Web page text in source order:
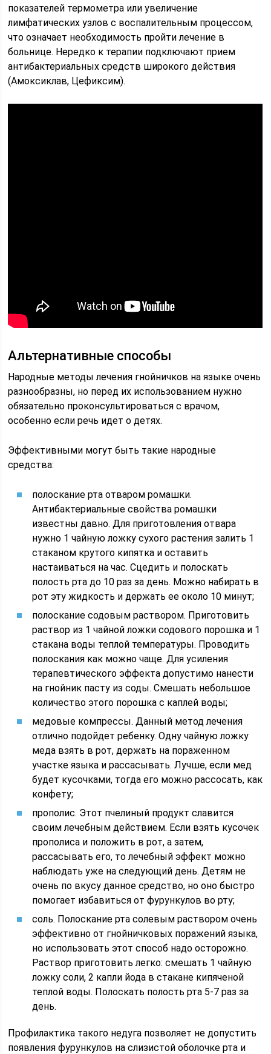
показателей термометра или увеличение
лимфатических узлов с воспалительным процессом,
что означает необходимость пройти лечение в
больнице. Нередко к терапии подключают прием
антибактериальных средств широкого действия
(Амоксиклав, Цефиксим).
Альтернативные способы
Народные методы лечения гнойничков на языке очень
разнообразны, но перед их использованием нужно
обязательно проконсультироваться с врачом,
особенно если речь идет о детях.
Эффективными могут быть такие народные
средства:
полоскание рта отваром ромашки.
Антибактериальные свойства ромашки
известны давно. Для приготовления отвара
нужно 1 чайную ложку сухого растения залить 1
стаканом крутого кипятка и оставить
настаиваться на час. Сцедить и полоскать
полость рта до 10 раз за день. Можно набирать в
рот эту жидкость и держать ее около 10 минут;
полоскание содовым раствором. Приготовить
раствор из 1 чайной ложки содового порошка и 1
стакана воды теплой температуры. Проводить
полоскания как можно чаще. Для усиления
терапевтического эффекта допустимо нанести
на гнойник пасту из соды. Смешать небольшое
количество этого порошка с каплей воды;
медовые компрессы. Данный метод лечения
отлично подойдет ребенку. Одну чайную ложку
меда взять в рот, держать на пораженном
участке языка и рассасывать. Лучше, если мед
будет кусочками, тогда его можно рассосать, как
конфету;
прополис. Этот пчелиный продукт славится
своим лечебным действием. Если взять кусочек
прополиса и положить в рот, а затем,
рассасывать его, то лечебный эффект можно
наблюдать уже на следующий день. Детям не
очень по вкусу данное средство, но оно быстро
помогает избавиться от фурункулов во рту;
соль. Полоскание рта солевым раствором очень
эффективно от гнойничковых поражений языка,
но использовать этот способ надо осторожно.
Раствор приготовить легко: смешать 1 чайную
ложку соли, 2 капли йода в стакане кипяченой
теплой воды. Полоскать полость рта 5-7 раз за
день.
Профилактика такого недуга позволяет не допустить
появления фурункулов на слизистой оболочке рта и